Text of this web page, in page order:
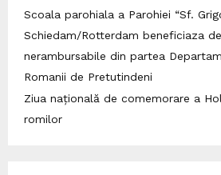
Scoala parohiala a Parohiei “Sf.
Schiedam/Rotterdam beneficiaza
nerambursabile din partea
Romanii de Pretutindeni
Ziua națională de comemorare a
romilor